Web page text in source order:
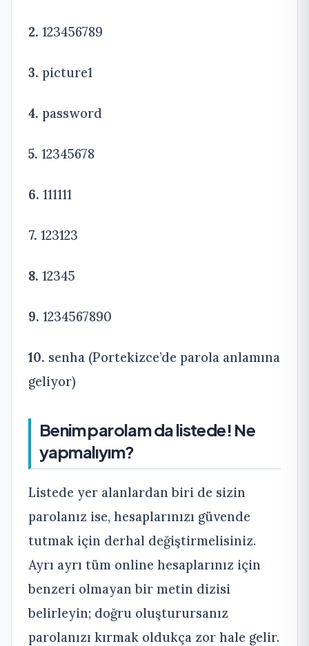
2. 123456789
3. picture1
4. password
5. 12345678
6. 111111
7. 123123
8. 12345
9. 1234567890
10. senha (Portekizce’de parola anlamına
geliyor)
Benim parolam da listede! Ne
yapmalıyım?
Listede yer alanlardan biri de sizin
parolanız ise, hesaplarınızı güvende
tutmak için derhal değiştirmelisiniz.
Ayrı ayrı tüm online hesaplarınız için
benzeri olmayan bir metin dizisi
belirleyin; doğru oluşturursanız
parolanızı kırmak oldukça zor hale gelir.